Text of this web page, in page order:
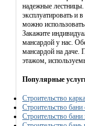
надежные
эксплуатировать и
можно
Закажите
мансардой у нас.
мансардой на
этажом,
Популярные
Строительство
Строительство бани
Строительство